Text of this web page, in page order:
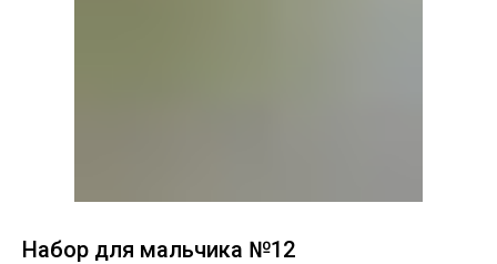
Набор для мальчика №12